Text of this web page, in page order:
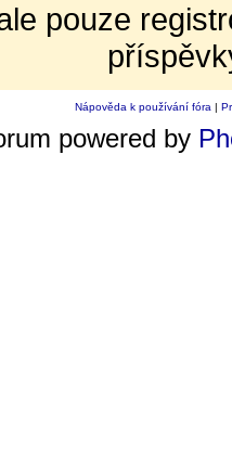
pouze
Nápověda k používání fóra |
powered by